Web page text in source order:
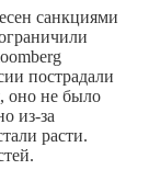
санкциями
пострадали
оно не было
из-за
расти.